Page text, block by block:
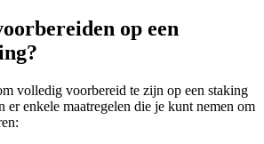
op een
volledig voorbereid te zijn op een staking
enkele maatregelen die je kunt nemen om